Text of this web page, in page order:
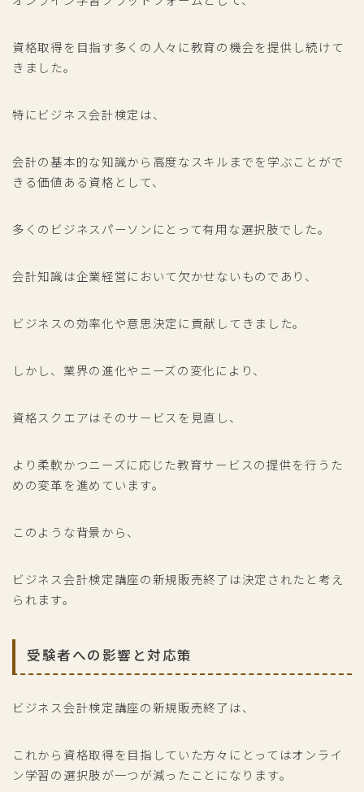
資格取得を目指す多くの人々に教育の機会を提供し続けて
きました。
特にビジネス会計検定は、
会計の基本的な知識から高度なスキルまでを学ぶことがで
きる価値ある資格として、
多くのビジネスパーソンにとって有用な選択肢でした。
会計知識は企業経営において欠かせないものであり、
ビジネスの効率化や意思決定に貢献してきました。
しかし、業界の進化やニーズの変化により、
資格スクエアはそのサービスを見直し、
より柔軟かつニーズに応じた教育サービスの提供を行うた
めの変革を進めています。
このような背景から、
ビジネス会計検定講座の新規販売終了は決定されたと考え
られます。
受験者への影響と対応策
ビジネス会計検定講座の新規販売終了は、
これから資格取得を目指していた方々にとってはオンライ
ン学習の選択肢が一つが減ったことになります。